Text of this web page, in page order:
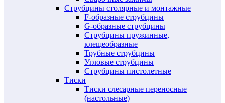
Струбцины столярные и монтажные
F-образные струбцины
G-образные струбцины
Струбцины пружинные,
клещеобразные
Трубные струбцины
Угловые струбцины
Струбцины пистолетные
Тиски
Тиски слесарные переносные
(настольные)